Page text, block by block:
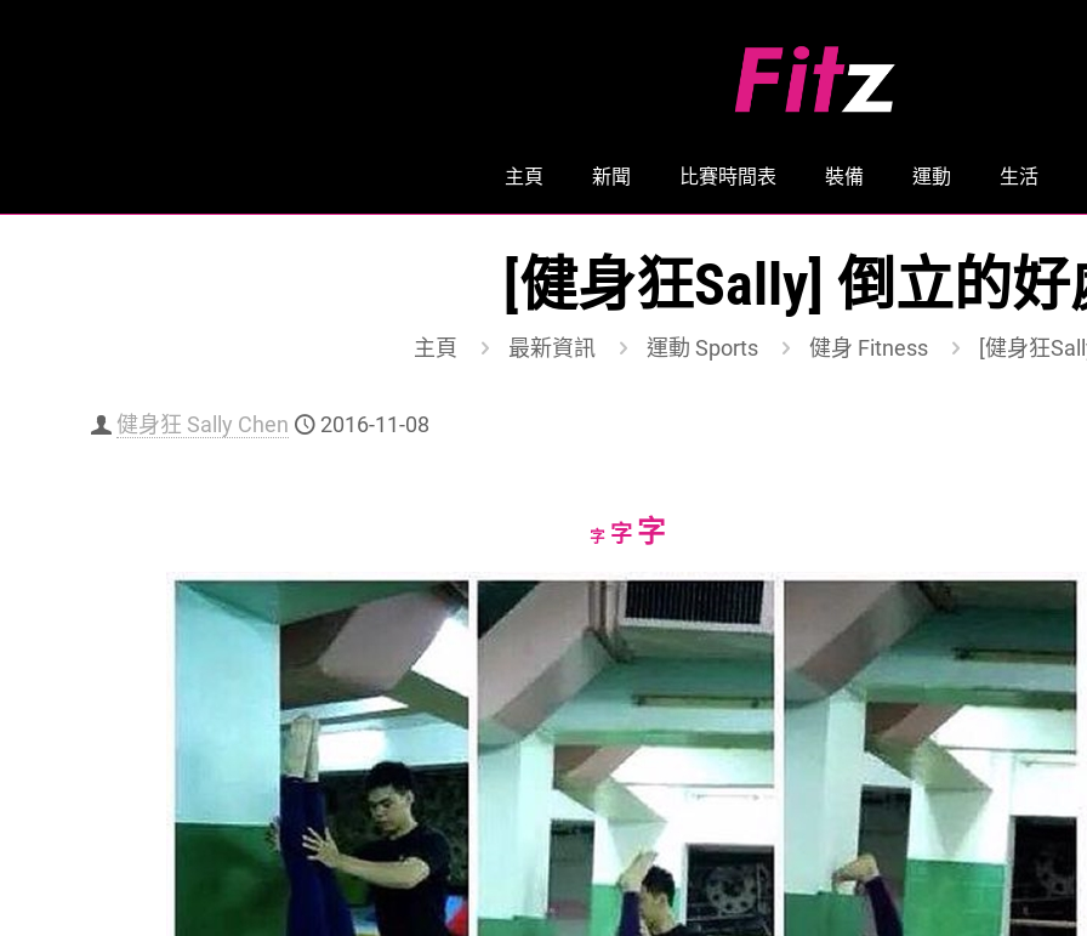
主頁 新聞 比賽時間表 裝備 運動 生活
[健身狂Sally] 倒立的好
主頁 最新資訊 運動 Sports 健身 Fitness [健身狂
健身狂 Sally Chen 2016-11-08
字Decrease
size.
字Reset
size.
字Increase
size.